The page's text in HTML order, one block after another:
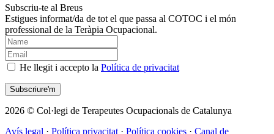
Subscriu-te al Breus
Estigues informat/da de tot el que passa al COTOC i el món
professional de la Teràpia Ocupacional.
He llegit i accepto la Política de privacitat
2026 © Col·legi de Terapeutes Ocupacionals de Catalunya
Avís legal · Política privacitat · Política cookies · Canal de